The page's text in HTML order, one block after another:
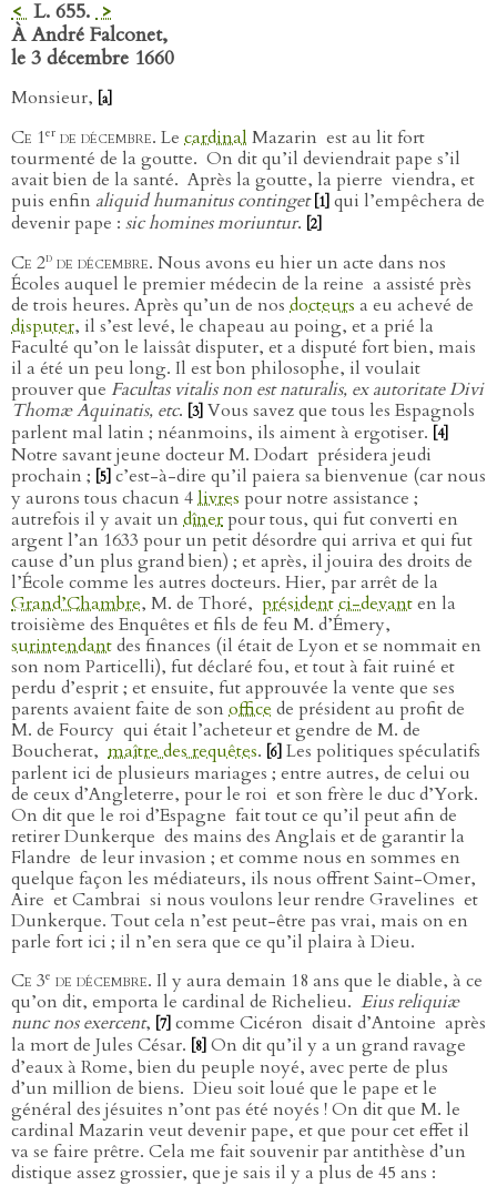
< L. 655. >
À André Falconet,
le 3 décembre 1660
Monsieur, [a]
Ce 1er de décembre. Le cardinal Mazarin est au lit fort
tourmenté de la goutte. On dit qu’il deviendrait pape s’il
avait bien de la santé. Après la goutte, la pierre viendra, et
puis enfin aliquid humanitus continget [1] qui l’empêchera de
devenir pape : sic homines moriuntur. [2]
Ce 2d de décembre. Nous avons eu hier un acte dans nos
Écoles auquel le premier médecin de la reine a assisté près
de trois heures. Après qu’un de nos docteurs a eu achevé de
disputer, il s’est levé, le chapeau au poing, et a prié la
Faculté qu’on le laissât disputer, et a disputé fort bien, mais
il a été un peu long. Il est bon philosophe, il voulait
prouver que Facultas vitalis non est naturalis, ex autoritate Divi
Thomæ Aquinatis, etc. [3] Vous savez que tous les Espagnols
parlent mal latin ; néanmoins, ils aiment à ergotiser. [4]
Notre savant jeune docteur M. Dodart présidera jeudi
prochain ; [5] c’est-à-dire qu’il paiera sa bienvenue (car nous
y aurons tous chacun 4livres pour notre assistance ;
autrefois il y avait un dînerpour tous, qui fut converti en
argent l’an 1633 pour un petit désordre qui arriva et qui fut
cause d’un plus grand bien) ; et après, il jouira des droits de
l’École comme les autres docteurs. Hier, par arrêt de la
Grand’Chambre, M. de Thoré, présidentci-devanten la
troisième des Enquêtes et fils de feu M. d’Émery,
surintendantdes finances (il était de Lyon et se nommait en
son nom Particelli), fut déclaré fou, et tout à fait ruiné et
perdu d’esprit ; et ensuite, fut approuvée la vente que ses
parents avaient faite de son office de président au profit de
M. de Fourcy qui était l’acheteur et gendre de M. de
Boucherat, maître des requêtes. [6] Les politiques spéculatifs
parlent ici de plusieurs mariages ; entre autres, de celui ou
de ceux d’Angleterre, pour le roi et son frère le duc d’York.
On dit que le roi d’Espagne fait tout ce qu’il peut afin de
retirer Dunkerque des mains des Anglais et de garantir la
Flandre de leur invasion ; et comme nous en sommes en
quelque façon les médiateurs, ils nous offrent Saint-Omer,
Aire et Cambrai si nous voulons leur rendre Gravelines et
Dunkerque. Tout cela n’est peut-être pas vrai, mais on en
parle fort ici ; il n’en sera que ce qu’il plaira à Dieu.
Ce 3e de décembre. Il y aura demain 18 ans que le diable, à ce
qu’on dit, emporta le cardinal de Richelieu. Eius reliquiæ
nunc nos exercent, [7] comme Cicéron disait d’Antoine après
la mort de Jules César.
[8] On dit qu’il y a un grand ravage
d’eaux à Rome, bien du peuple noyé, avec perte de plus
d’un million de biens. Dieu soit loué que le pape et le
général des jésuites n’ont pas été noyés ! On dit que M. le
cardinal Mazarin veut devenir pape, et que pour cet effet il
va se faire prêtre. Cela me fait souvenir par antithèse d’un
distique assez grossier, que je sais il y a plus de 45 ans :